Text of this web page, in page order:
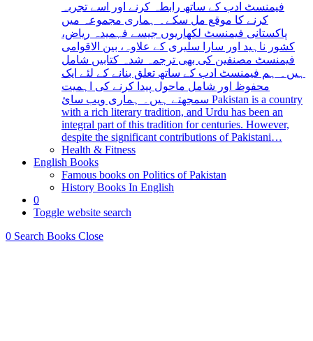
فیمنسٹ ادب کے ساتھ رابطہ کرنے اور اسے تجربہ
کرنے کا موقع مل سکے۔ ہماری مجموعہ میں
پاکستانی فیمنسٹ لکھاریوں جیسے فہمیدہ ریاض،
کشور ناہید اور سارا سلیری کے علاوہ، بین الاقوامی
فیمنسٹ مصنفین کی بھی ترجمہ شدہ کتابیں شامل
ہیں۔ ہم فیمنسٹ ادب کے ساتھ تعلق بنانے کے لئے ایک
محفوظ اور شامل ماحول پیدا کرنے کی اہمیت
سمجھتے ہیں۔ ہماری ویب سائ Pakistan is a country
with a rich literary tradition, and Urdu has been an
integral part of this tradition for centuries. However,
despite the significant contributions of Pakistani…
Health & Fitness
English Books
Famous books on Politics of Pakistan
History Books In English
0
Toggle website search
0 Search Books Close